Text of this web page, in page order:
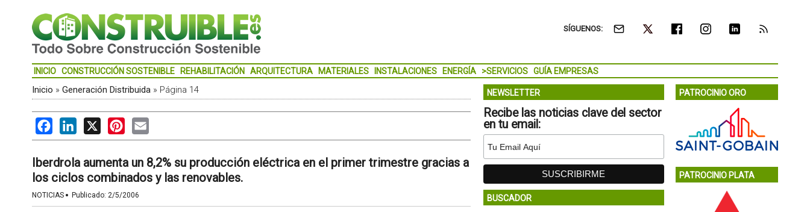
SÍGUENOS:
INICIO CONSTRUCCIÓN SOSTENIBLE REHABILITACIÓN ARQUITECTURA MATERIALES INSTALACIONES ENERGÍA >SERVICIOS GUÍA EMPRESAS
Inicio » Generación Distribuida» Página 14
FacebookLinkedIn
X PinterestEmail
Iberdrola aumenta un 8,2% su producción eléctrica en el primer trimestre gracias a
los ciclos combinados y las renovables.
NOTICIAS · Publicado: 2/5/2006
NEWSLETTER
Recibe las noticias clave del sector
en tu email:
BUSCADOR
PATROCINIO ORO
PATROCINIO PLATA